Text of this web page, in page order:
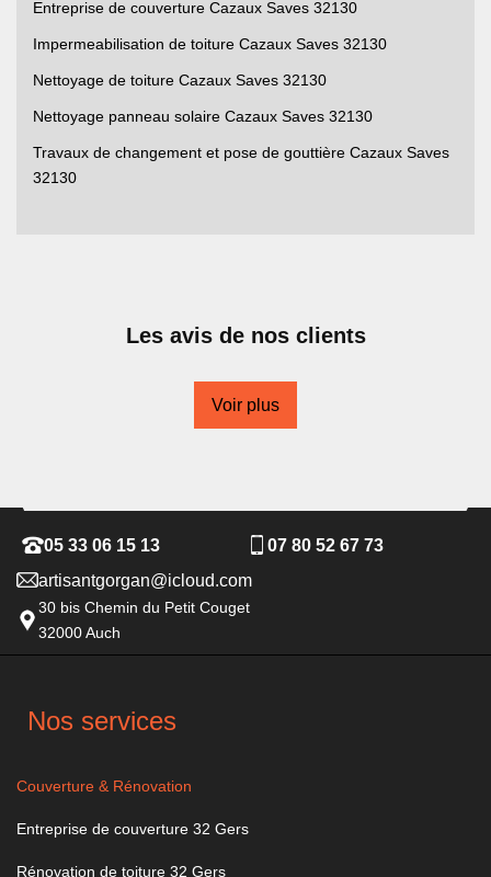
Entreprise de couverture Cazaux Saves 32130
Impermeabilisation de toiture Cazaux Saves 32130
Nettoyage de toiture Cazaux Saves 32130
Nettoyage panneau solaire Cazaux Saves 32130
Travaux de changement et pose de gouttière Cazaux Saves
32130
Les avis de nos clients
Voir plus
05 33 06 15 13
07 80 52 67 73
artisantgorgan@icloud.com
30 bis Chemin du Petit Couget
32000 Auch
Nos services
Couverture & Rénovation
Entreprise de couverture 32 Gers
Rénovation de toiture 32 Gers